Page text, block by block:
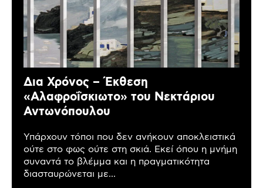
Δια Χρόνος – Έκθεση
«Αλαφροΐσκιωτο» του Νεκτάριου
Αντωνόπουλου
Υπάρχουν τόποι που δεν ανήκουν αποκλειστικά
ούτε στο φως ούτε στη σκιά. Εκεί όπου η μνήμη
συναντά το βλέμμα και η πραγματικότητα
διασταυρώνεται με...